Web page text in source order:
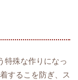
特殊な作りになっ
するこを防ぎ、ス